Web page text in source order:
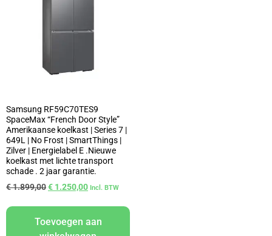
Samsung RF59C70TES9
SpaceMax “French Door Style”
Amerikaanse koelkast | Series 7 |
649L | No Frost | SmartThings |
Zilver | Energielabel E .Nieuwe
koelkast met lichte transport
schade . 2 jaar garantie.
€1.899,00€ 1.250,00 Incl. BTW
Toevoegen aan